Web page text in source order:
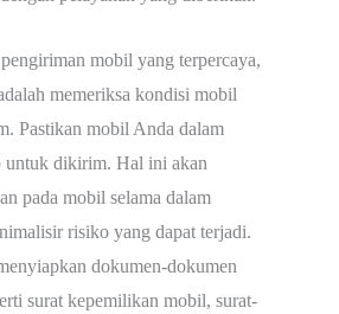
mobil yang terpercaya,
memeriksa kondisi mobil
Pastikan mobil Anda dalam
untuk dikirim. Hal ini akan
pada mobil selama dalam
risiko yang dapat terjadi.
dokumen-dokumen
surat kepemilikan mobil, surat-